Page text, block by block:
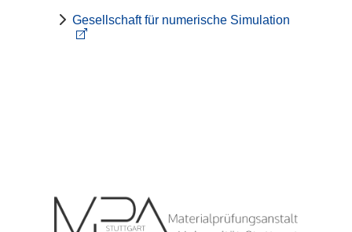
Gesellschaft für numerische Simulation